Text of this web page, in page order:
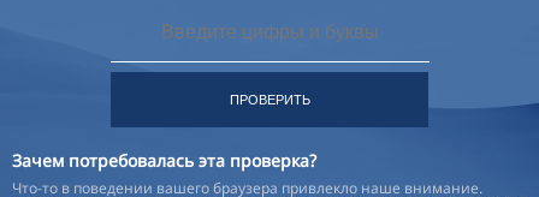
ПРОВЕРИТЬ
Зачем потребовалась эта проверка?
Что-то в поведении вашего браузера привлекло наше внимание.